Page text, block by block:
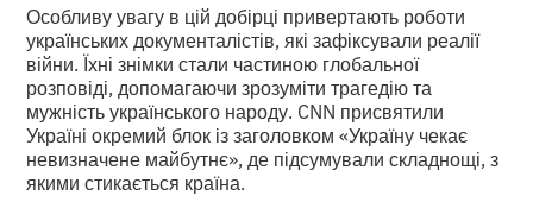
Особливу увагу в цій добірці привертають роботи
українських документалістів, які зафіксували реалії
війни. Їхні знімки стали частиною глобальної
розповіді, допомагаючи зрозуміти трагедію та
мужність українського народу. CNN присвятили
Україні окремий блок із заголовком «Україну чекає
невизначене майбутнє», де підсумували складнощі, з
якими стикається країна.